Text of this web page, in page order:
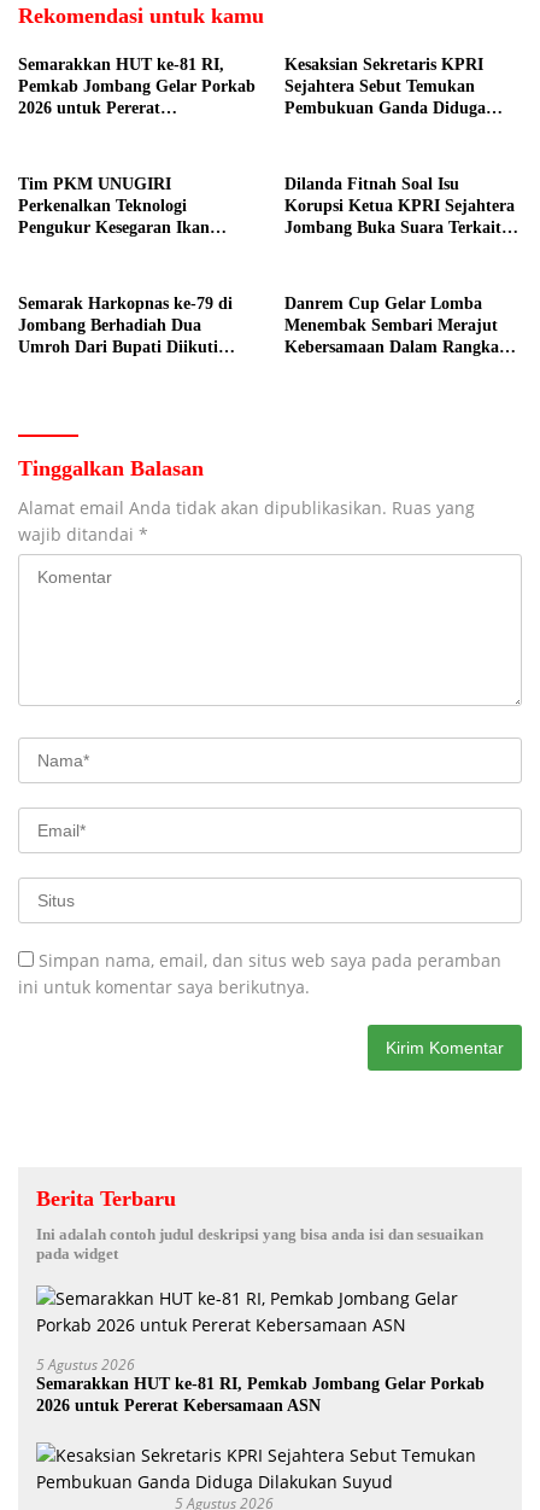
Rekomendasi untuk kamu
Semarakkan HUT ke-81 RI,
Pemkab Jombang Gelar Porkab
2026 untuk Pererat
Kesaksian Sekretaris KPRI
Sejahtera Sebut Temukan
Pembukuan Ganda Diduga
Tim PKM UNUGIRI
Perkenalkan Teknologi
Pengukur Kesegaran Ikan
Dilanda Fitnah Soal Isu
Korupsi Ketua KPRI Sejahtera
Jombang Buka Suara Terkait
Semarak Harkopnas ke-79 di
Jombang Berhadiah Dua
Umroh Dari Bupati Diikuti
Danrem Cup Gelar Lomba
Menembak Sembari Merajut
Kebersamaan Dalam Rangka
Tinggalkan Balasan
Alamat email Anda tidak akan dipublikasikan. Ruas yang
wajib ditandai *
Simpan nama, email, dan situs web saya pada peramban
ini untuk komentar saya berikutnya.
Berita Terbaru
Ini adalah contoh judul deskripsi yang bisa anda isi dan sesuaikan
pada widget
5 Agustus 2026
Semarakkan HUT ke-81 RI, Pemkab Jombang Gelar Porkab
2026 untuk Pererat Kebersamaan ASN
5 Agustus 2026